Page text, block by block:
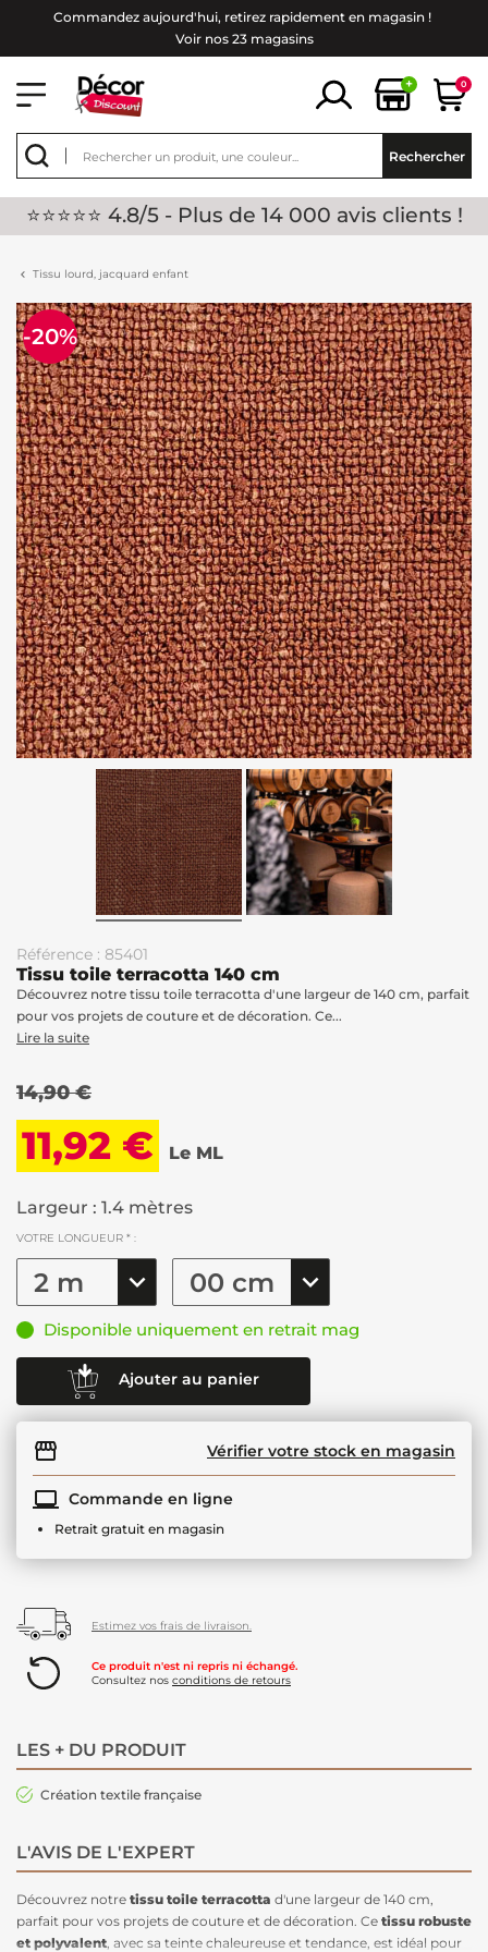
Commandez aujourd'hui, retirez rapidement en magasin !
Voir nos 23 magasins
+ 0
Rechercher
⭐⭐⭐⭐⭐ 4.8/5 - Plus de 14 000 avis clients !
Tissu lourd, jacquard enfant
-20%
Référence : 85401
Tissu toile terracotta 140 cm
Découvrez notre tissu toile terracotta d'une largeur de 140 cm, parfait
pour vos projets de couture et de décoration. Ce...
Lire la suite
14,90 €
11,92 € Le ML
Largeur : 1.4 mètres
VOTRE LONGUEUR * :
Disponible uniquement en retrait mag
Ajouter au panier
Vérifier votre stock en magasin
Commande en ligne
Retrait gratuit en magasin
Estimez vos frais de livraison.
Ce produit n'est ni repris ni échangé.
Consultez nos conditions de retours
LES + DU PRODUIT
Création textile française
L'AVIS DE L'EXPERT
Découvrez notre tissu toile terracotta d'une largeur de 140 cm,
parfait pour vos projets de couture et de décoration. Ce tissu robuste
et polyvalent , avec sa teinte chaleureuse et tendance, est idéal pour